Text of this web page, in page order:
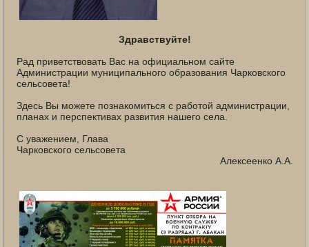
Здравствуйте!
Рад приветствовать Вас на официальном сайте
Администрации муниципального образования Чарковского
сельсовета!
Здесь Вы можете познакомиться с работой администрации,
планах и перспективах развития нашего села.
С уважением, Глава
Чарковского сельсовета
Алексеенко А.А.